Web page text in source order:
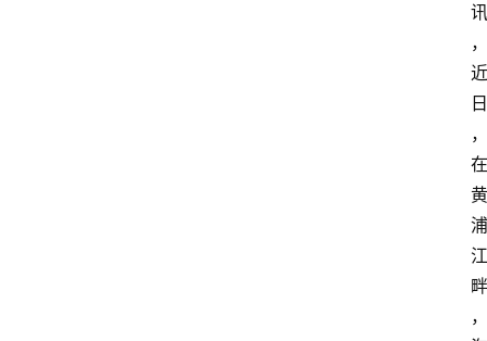
讯
，
近
日
，
在
黄
浦
江
畔
，